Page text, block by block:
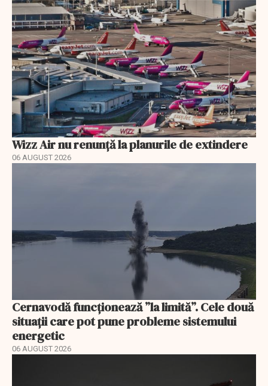
Wizz Air nu renunță la planurile de extindere
06 AUGUST 2026
Cernavodă funcționează ”la limită”. Cele două
situații care pot pune probleme sistemului
energetic
06 AUGUST 2026